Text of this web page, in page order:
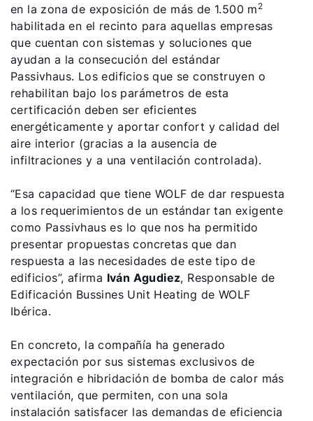
en la zona de exposición de más de 1.500 m 2
habilitada en el recinto para aquellas empresas
que cuentan con sistemas y soluciones que
ayudan a la consecución del estándar
Passivhaus. Los edificios que se construyen o
rehabilitan bajo los parámetros de esta
certificación deben ser eficientes
energéticamente y aportar confort y calidad del
aire interior (gracias a la ausencia de
infiltraciones y a una ventilación controlada).
“Esa capacidad que tiene WOLF de dar respuesta
a los requerimientos de un estándar tan exigente
como Passivhaus es lo que nos ha permitido
presentar propuestas concretas que dan
respuesta a las necesidades de este tipo de
edificios”, afirma Iván Agudiez, Responsable de
Edificación Bussines Unit Heating de WOLF
Ibérica.
En concreto, la compañía ha generado
expectación por sus sistemas exclusivos de
integración e hibridación de bomba de calor más
ventilación, que permiten, con una sola
instalación satisfacer las demandas de eficiencia
Olá!
Como podemos ajudá-lo?
Serviço ao cliente
Ligações importantes
Downloads
Service App